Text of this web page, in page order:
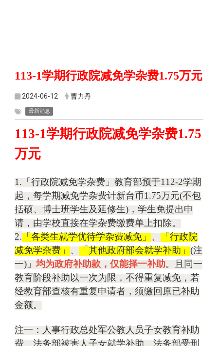
113-1学期行政院减免学杂费1.75万元
2024-06-12 曹力丹
最新消息
113-1学期行政院减免学杂费1.75
万元
1. 「行政院减免学杂费」教育部预于112-2学期
起，每学期减免学杂费计新台币1.75万元(不包
括硕、博士班学生及延修生) ，学生免提出申
请，由学校直接在学杂费缴费单上扣除。
2. 「各类生就学优待学杂费减免」 、
「行政院
减免学杂费」 、 「其他政府部会就学补助」 (注
一) 」均为政府补助款，仅能择一补助。且同一
教育阶段补助以一次为限，不得重复减免，若
经教育部查核有重复申请者，须缴回原已补助
金额。
注一：人事行政总处军公教人员子女教育补助
费、法务部被害人子女就学补助、法务部受刑